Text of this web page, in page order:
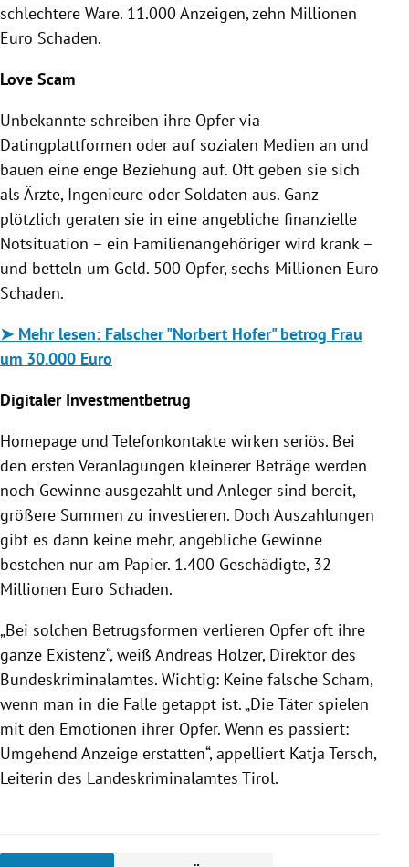
schlechtere Ware. 11.000 Anzeigen, zehn Millionen
Euro Schaden.
Love Scam
Unbekannte schreiben ihre Opfer via
Datingplattformen oder auf sozialen Medien an und
bauen eine enge Beziehung auf. Oft geben sie sich
als Ärzte, Ingenieure oder Soldaten aus. Ganz
plötzlich geraten sie in eine angebliche finanzielle
Notsituation – ein Familienangehöriger wird krank –
und betteln um Geld. 500 Opfer, sechs Millionen Euro
Schaden.
➤ Mehr lesen: Falscher "Norbert Hofer" betrog Frau
um 30.000 Euro
Digitaler Investmentbetrug
Homepage und Telefonkontakte wirken seriös. Bei
den ersten Veranlagungen kleinerer Beträge werden
noch Gewinne ausgezahlt und Anleger sind bereit,
größere Summen zu investieren. Doch Auszahlungen
gibt es dann keine mehr, angebliche Gewinne
bestehen nur am Papier. 1.400 Geschädigte, 32
Millionen Euro Schaden.
„Bei solchen Betrugsformen verlieren Opfer oft ihre
ganze Existenz“, weiß Andreas Holzer, Direktor des
Bundeskriminalamtes. Wichtig: Keine falsche Scham,
wenn man in die Falle getappt ist. „Die Täter spielen
mit den Emotionen ihrer Opfer. Wenn es passiert:
Umgehend Anzeige erstatten“, appelliert Katja Tersch,
Leiterin des Landeskriminalamtes Tirol.